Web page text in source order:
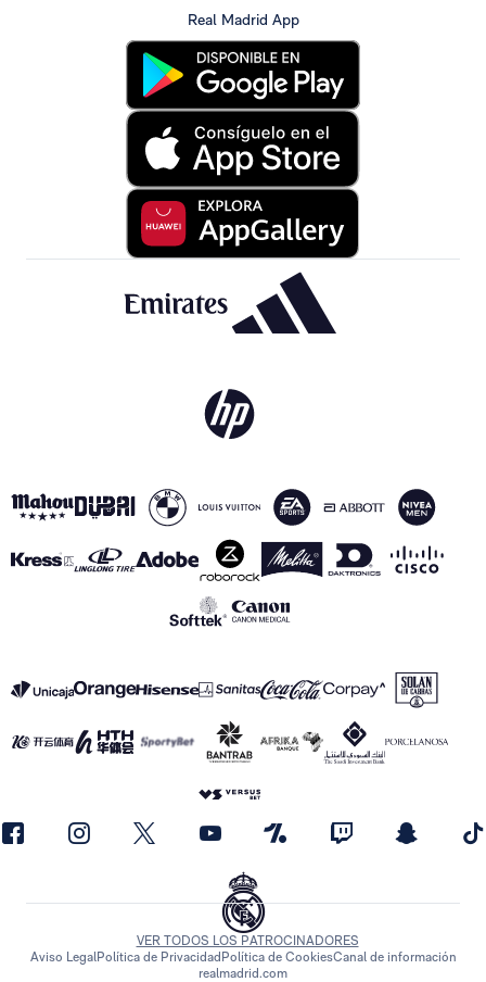
Real Madrid App
VER TODOS LOS PATROCINADORES
Aviso LegalPolítica de Privacidad Política de CookiesCanal de información
realmadrid.com